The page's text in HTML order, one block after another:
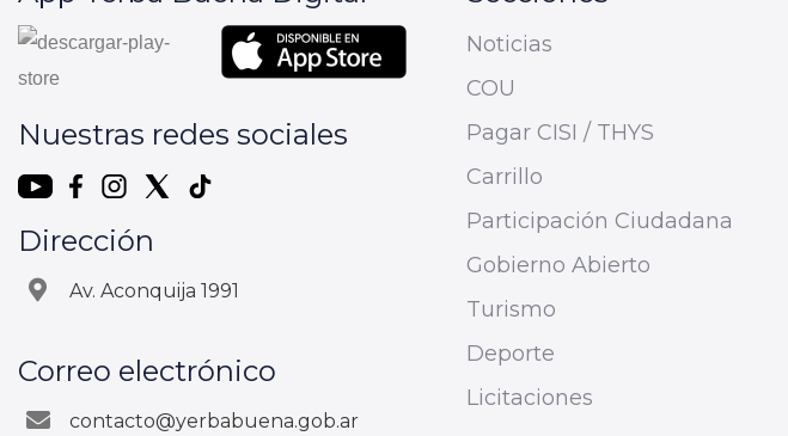
Nuestras redes sociales
Dirección
Av. Aconquija 1991
Correo electrónico
contacto@yerbabuena.gob.ar
Noticias
COU
Pagar CISI / THYS
Carrillo
Participación Ciudadana
Gobierno Abierto
Turismo
Deporte
Licitaciones